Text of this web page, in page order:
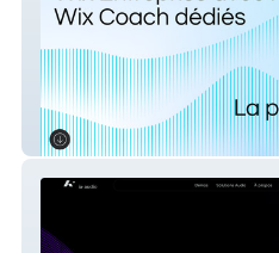
W Enterprise